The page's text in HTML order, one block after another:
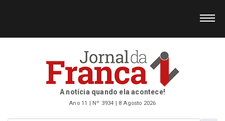
A notícia quando ela acontece!
Ano 11 | Nº 3934 | 8 Agosto 2026